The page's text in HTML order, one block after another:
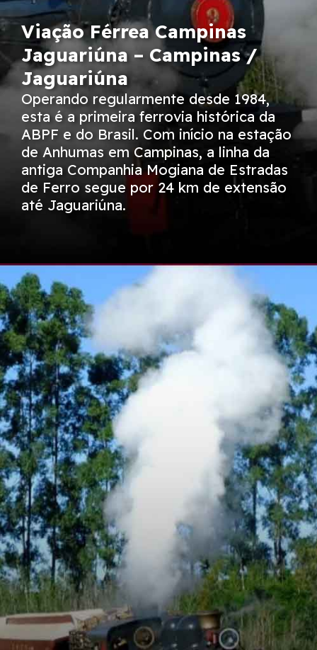
Viação Férrea Campinas
Jaguariúna – Campinas /
Jaguariúna
Operando regularmente desde 1984,
esta é a primeira ferrovia histórica da
ABPF e do Brasil. Com início na estação
de Anhumas em Campinas, a linha da
antiga Companhia Mogiana de Estradas
de Ferro segue por 24 km de extensão
até Jaguariúna.